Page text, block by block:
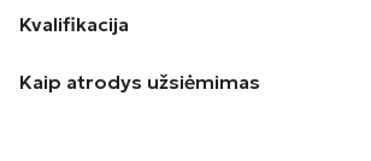
Kvalifikacija
Kaip atrodys užsiėmimas